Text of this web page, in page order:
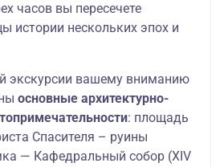
часов вы пересечете
истории нескольких эпох и
экскурсии вашему вниманию
основные архитектурно-
: площадь
Спасителя – руины
— Кафедральный собор (XIV